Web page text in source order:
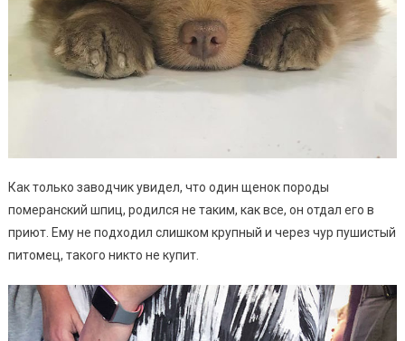
Как только заводчик увидел, что один щенок породы
померанский шпиц, родился не таким, как все, он отдал его в
приют. Ему не подходил слишком крупный и через чур пушистый
питомец, такого никто не купит.